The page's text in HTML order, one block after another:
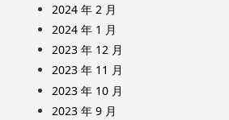
2024 年 2 月
2024 年 1 月
2023 年 12 月
2023 年 11 月
2023 年 10 月
2023 年 9 月